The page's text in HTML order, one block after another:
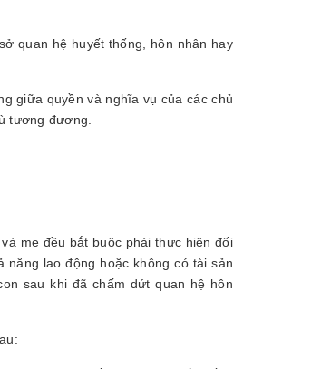
quan hệ huyết thống, hôn nhân hay
giữa quyền và nghĩa vụ của các chủ
tương đương.
mẹ đều bắt buộc phải thực hiện đối
lao động hoặc không có tài sản
sau khi đã chấm dứt quan hệ hôn